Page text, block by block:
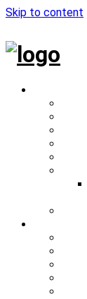
Skip to content